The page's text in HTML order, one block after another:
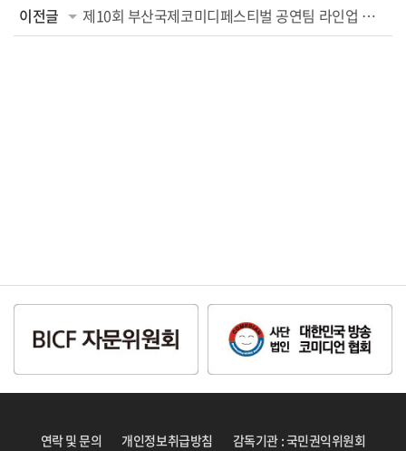
이전글
제10회 부산국제코미디페스티벌 공연팀 라인업 변경 안내 (변기수의 (목)욕쇼, 투깝...
연락 및 문의 개인정보취급방침 감독기관 : 국민권익위원회